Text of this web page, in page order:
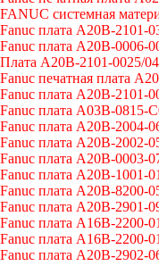
FANUC системная
Fanuc плата A20B-2101-
Fanuc плата A20B-0006-
Плата A20B-2101-0025/
Fanuc печатная плата
Fanuc плата A20B-2101-
Fanuc плата A03B-0815-
Fanuc плата A20B-2004-
Fanuc плата A20B-2002-
Fanuc плата A20B-0003-
Fanuc плата A20B-1001-
Fanuc плата A20B-8200-
Fanuc плата A20B-2901-
Fanuc плата A16B-2200-
Fanuc плата A16B-2200-
Fanuc плата A20B-2902-